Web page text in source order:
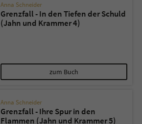
Anna Schneider
Grenzfall - In den Tiefen der Schuld
(Jahn und Krammer 4)
zum Buch
Anna Schneider
Grenzfall - Ihre Spur in den
Flammen (Jahn und Krammer 5)